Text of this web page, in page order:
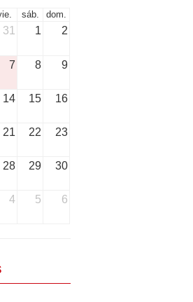
sáb. dom.
31 1 2
7 8 9
14 15 16
21 22 23
28 29 30
4 5 6